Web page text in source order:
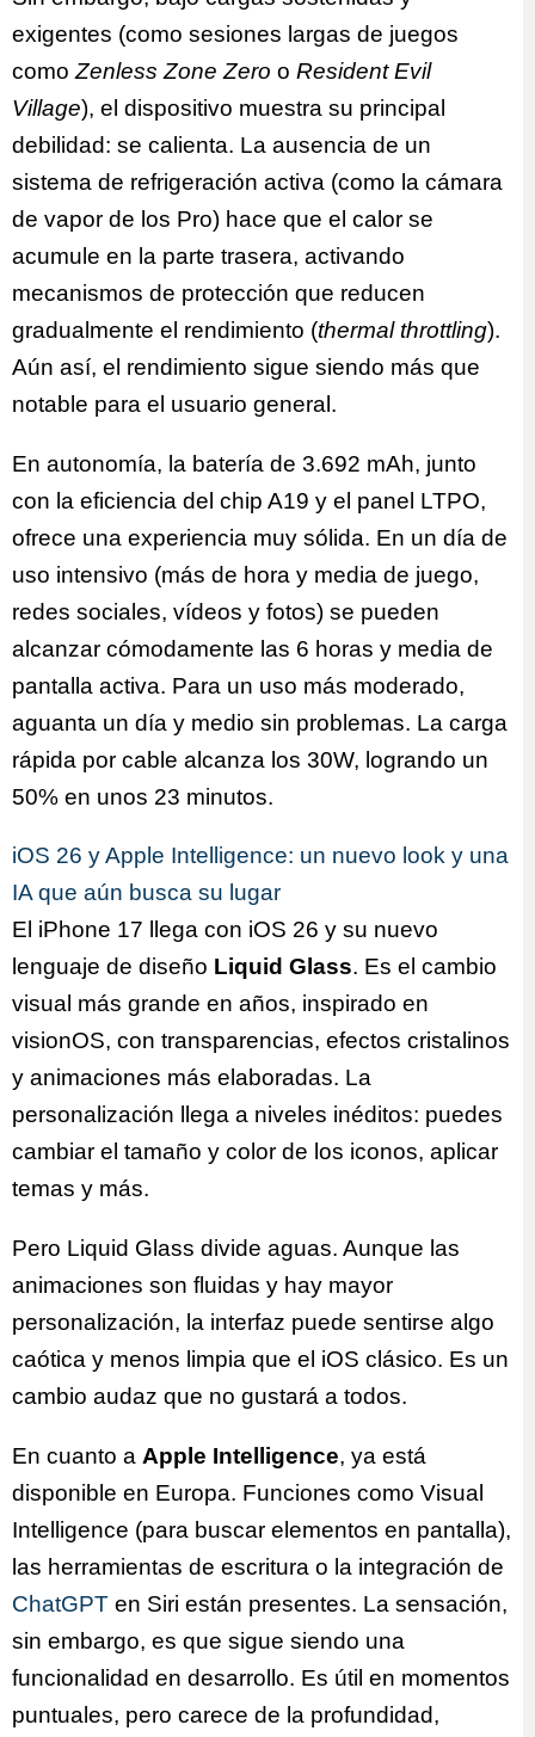
exigentes (como sesiones largas de juegos
como Zenless Zone Zero o Resident Evil
Village), el dispositivo muestra su principal
debilidad: se calienta. La ausencia de un
sistema de refrigeración activa (como la cámara
de vapor de los Pro) hace que el calor se
acumule en la parte trasera, activando
mecanismos de protección que reducen
gradualmente el rendimiento (thermal throttling).
Aún así, el rendimiento sigue siendo más que
notable para el usuario general.
En autonomía, la batería de 3.692 mAh, junto
con la eficiencia del chip A19 y el panel LTPO,
ofrece una experiencia muy sólida. En un día de
uso intensivo (más de hora y media de juego,
redes sociales, vídeos y fotos) se pueden
alcanzar cómodamente las 6 horas y media de
pantalla activa. Para un uso más moderado,
aguanta un día y medio sin problemas. La carga
rápida por cable alcanza los 30W, logrando un
50% en unos 23 minutos.
iOS 26 y Apple Intelligence: un nuevo look y una
IA que aún busca su lugar
El iPhone 17 llega con iOS 26 y su nuevo
lenguaje de diseño Liquid Glass. Es el cambio
visual más grande en años, inspirado en
visionOS, con transparencias, efectos cristalinos
y animaciones más elaboradas. La
personalización llega a niveles inéditos: puedes
cambiar el tamaño y color de los iconos, aplicar
temas y más.
Pero Liquid Glass divide aguas. Aunque las
animaciones son fluidas y hay mayor
personalización, la interfaz puede sentirse algo
caótica y menos limpia que el iOS clásico. Es un
cambio audaz que no gustará a todos.
En cuanto a Apple Intelligence, ya está
disponible en Europa. Funciones como Visual
Intelligence (para buscar elementos en pantalla),
las herramientas de escritura o la integración de
ChatGPT en Siri están presentes. La sensación,
sin embargo, es que sigue siendo una
funcionalidad en desarrollo. Es útil en momentos
puntuales, pero carece de la profundidad,